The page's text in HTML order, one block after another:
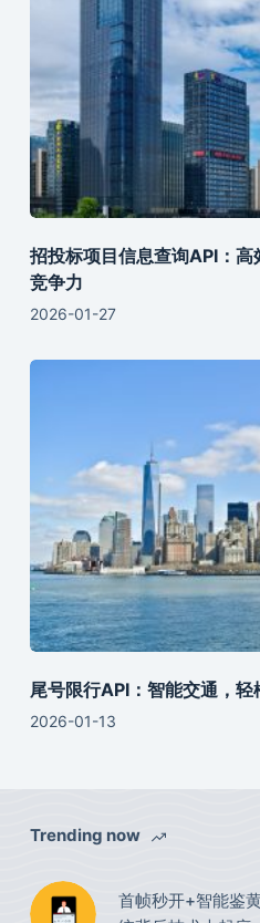
招投标项目信息查询API：
竞争力
2026-01-27
尾号限行API：智能交通，轻
2026-01-13
Trending now
首帧秒开+智能鉴